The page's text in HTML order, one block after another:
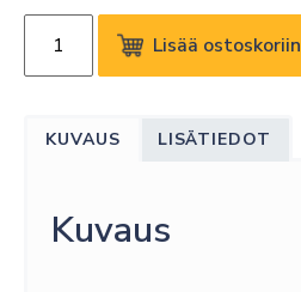
BOX
TO
MODULAR
ADAPTER
Lisää ostoskoriin
KUVAUS LISÄTIEDOT
Kuvaus